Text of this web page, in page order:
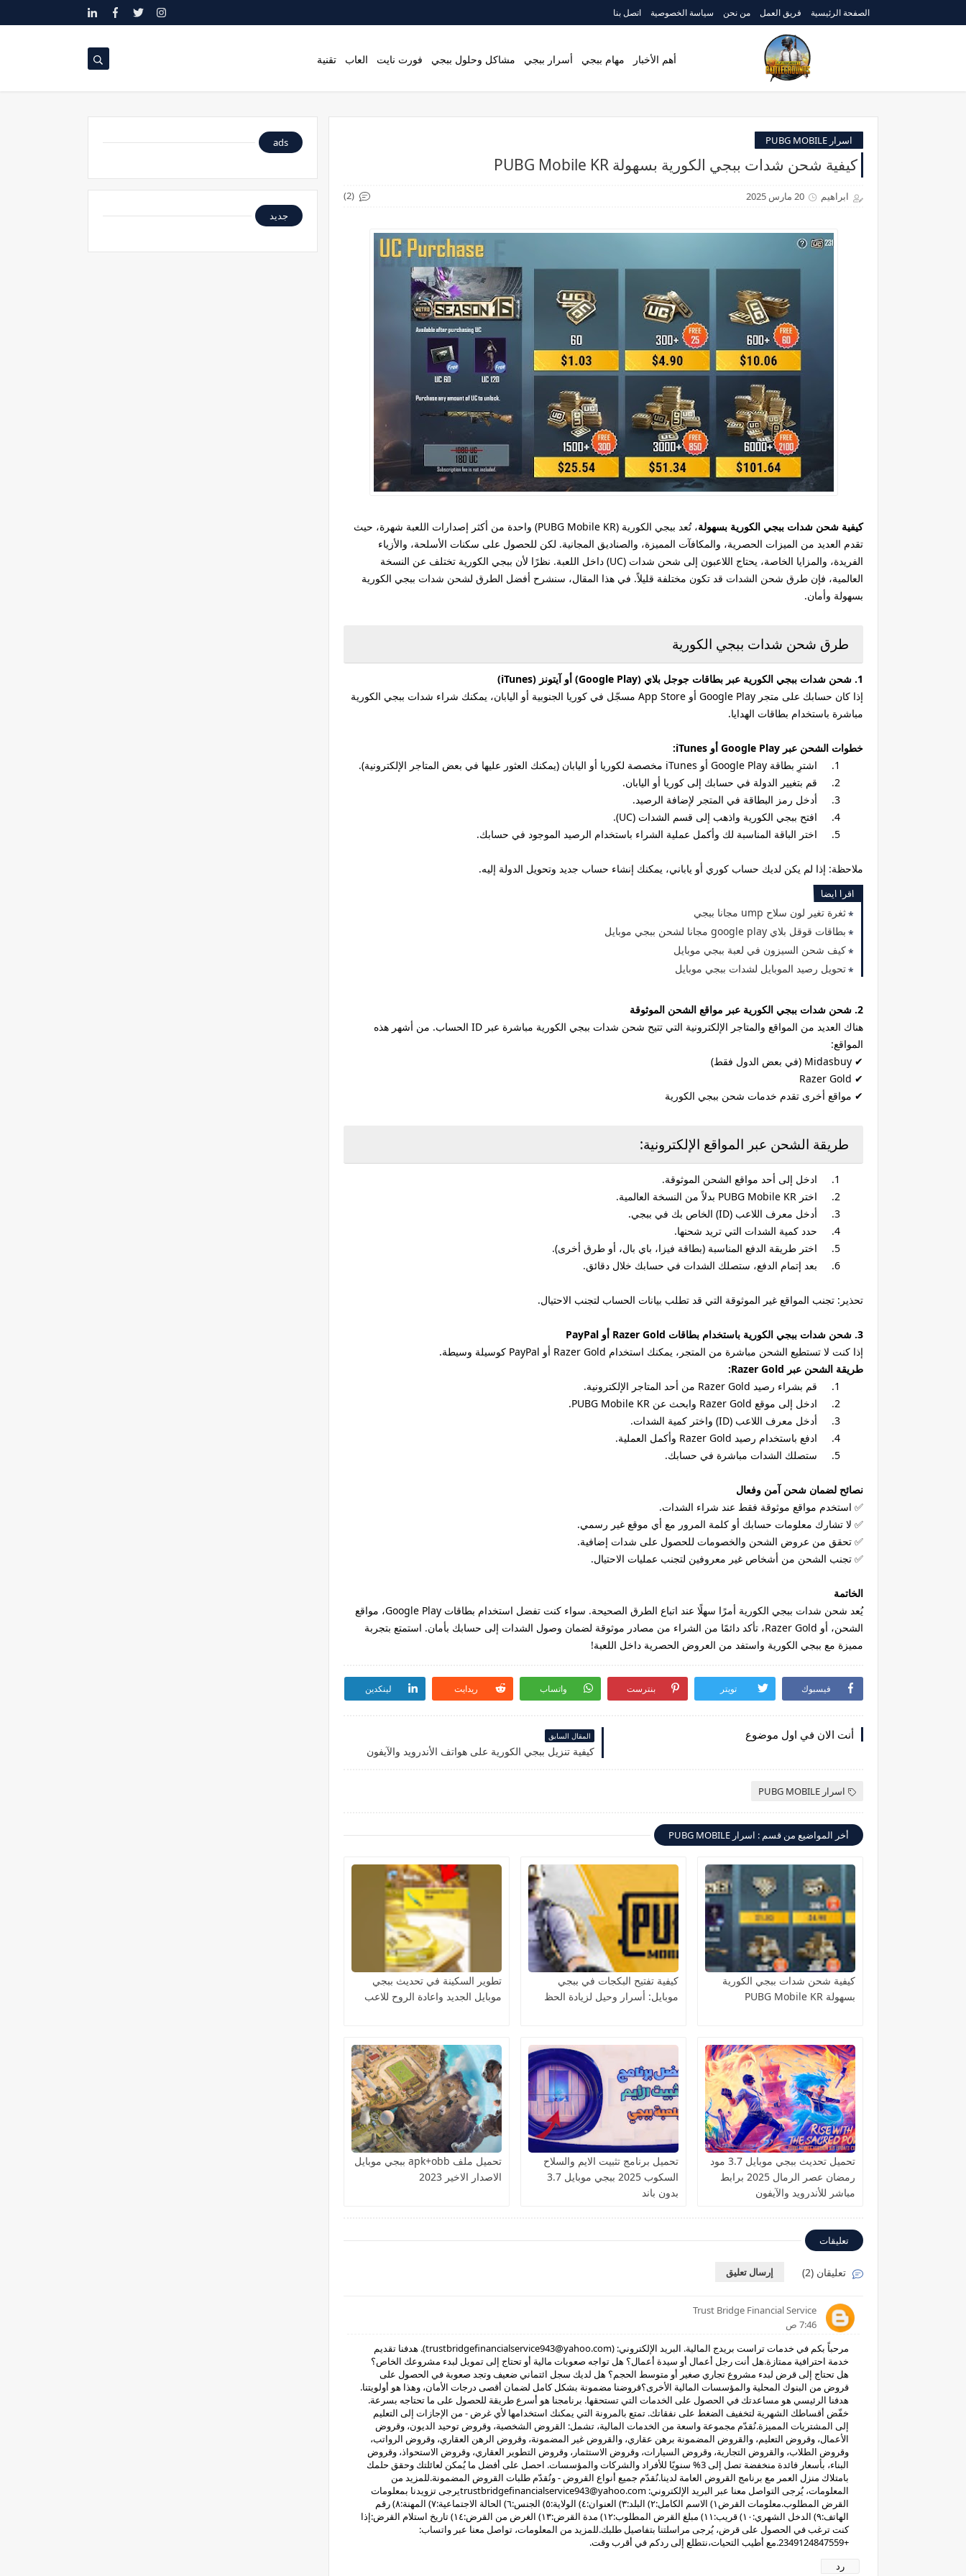
الصفحة الرئيسية فريق العمل من نحن سياسة الخصوصية اتصل بنا
أهم الأخبار مهام ببجي أسرار ببجي مشاكل وحلول ببجي فورت نايت العاب تقنية
اسرار PUBG MOBILE
كيفية شحن شدات ببجي الكورية بسهولة PUBG Mobile KR
ابراهيم 20 مارس 2025 (2)
كيفية شحن شدات ببجي الكورية بسهولة
، تُعد ببجي الكورية (PUBG Mobile KR) واحدة من أكثر إصدارات اللعبة شهرة، حيث
تقدم العديد من الميزات الحصرية، والمكافآت المميزة، والصناديق المجانية. لكن للحصول على سكنات الأسلحة، والأزياء
الفريدة، والمزايا الخاصة، يحتاج اللاعبون إلى شحن شدات (UC) داخل اللعبة. نظرًا لأن ببجي الكورية تختلف عن النسخة
العالمية، فإن طرق شحن الشدات قد تكون مختلفة قليلاً. في هذا المقال، سنشرح أفضل الطرق لشحن شدات ببجي الكورية
بسهولة وأمان.
طرق شحن شدات ببجي الكورية
1. شحن شدات ببجي الكورية عبر بطاقات جوجل بلاي (Google Play) أو آيتونز (iTunes)
إذا كان حسابك على متجر Google Play أو App Store مسجّل في كوريا الجنوبية أو اليابان، يمكنك شراء شدات ببجي الكورية
مباشرة باستخدام بطاقات الهدايا.
خطوات الشحن عبر Google Play أو iTunes:
1.
اشترِ بطاقة Google Play أو iTunes مخصصة لكوريا أو اليابان (يمكنك العثور عليها في بعض المتاجر الإلكترونية).
2.
قم بتغيير الدولة في حسابك إلى كوريا أو اليابان.
3.
أدخل رمز البطاقة في المتجر لإضافة الرصيد.
4.
افتح ببجي الكورية واذهب إلى قسم الشدات (UC).
5.
اختر الباقة المناسبة لك وأكمل عملية الشراء باستخدام الرصيد الموجود في حسابك.
ملاحظة: إذا لم يكن لديك حساب كوري أو ياباني، يمكنك إنشاء حساب جديد وتحويل الدولة إليه.
اقرا ايضا
ثغرة تغير لون سلاح ump مجانا ببجي
بطاقات قوقل بلاي google play مجانا لشحن ببجي موبايل
كيف شحن السيزون في لعبة ببجي موبايل
تحويل رصيد الموبايل لشدات ببجي موبايل
2. شحن شدات ببجي الكورية عبر مواقع الشحن الموثوقة
هناك العديد من المواقع والمتاجر الإلكترونية التي تتيح شحن شدات ببجي الكورية مباشرة عبر ID الحساب. من أشهر هذه
المواقع:
✔ Midasbuy (في بعض الدول فقط)
✔ Razer Gold
✔ مواقع أخرى تقدم خدمات شحن ببجي الكورية
طريقة الشحن عبر المواقع الإلكترونية:
1.
ادخل إلى أحد مواقع الشحن الموثوقة.
2.
اختر PUBG Mobile KR بدلاً من النسخة العالمية.
3.
أدخل معرف اللاعب (ID) الخاص بك في ببجي.
4.
حدد كمية الشدات التي تريد شحنها.
5.
اختر طريقة الدفع المناسبة (بطاقة فيزا، باي بال، أو طرق أخرى).
6.
بعد إتمام الدفع، ستصلك الشدات في حسابك خلال دقائق.
تحذير: تجنب المواقع غير الموثوقة التي قد تطلب بيانات الحساب لتجنب الاحتيال.
3. شحن شدات ببجي الكورية باستخدام بطاقات Razer Gold أو PayPal
إذا كنت لا تستطيع الشحن مباشرة من المتجر، يمكنك استخدام Razer Gold أو PayPal كوسيلة وسيطة.
طريقة الشحن عبر Razer Gold:
1.
قم بشراء رصيد Razer Gold من أحد المتاجر الإلكترونية.
2.
ادخل إلى موقع Razer Gold وابحث عن PUBG Mobile KR.
3.
أدخل معرف اللاعب (ID) واختر كمية الشدات.
4.
ادفع باستخدام رصيد Razer Gold وأكمل العملية.
5.
ستصلك الشدات مباشرة في حسابك.
نصائح لضمان شحن آمن وفعال
✅ استخدم مواقع موثوقة فقط عند شراء الشدات.
✅ لا تشارك معلومات حسابك أو كلمة المرور مع أي موقع غير رسمي.
✅ تحقق من عروض الشحن والخصومات للحصول على شدات إضافية.
✅ تجنب الشحن من أشخاص غير معروفين لتجنب عمليات الاحتيال.
الخاتمة
يُعد شحن شدات ببجي الكورية أمرًا سهلًا عند اتباع الطرق الصحيحة. سواء كنت تفضل استخدام بطاقات Google Play، مواقع
الشحن، أو Razer Gold، تأكد دائمًا من الشراء من مصادر موثوقة لضمان وصول الشدات إلى حسابك بأمان. استمتع بتجربة
مميزة مع ببجي الكورية واستفد من العروض الحصرية داخل اللعبة!
فيسبوك تويتر بنترست واتساب ريدايت لينكدين
أنت الان في اول موضوع المقال السابق
كيفية تنزيل ببجي الكورية على هواتف الأندرويد والآيفون
اسرار PUBG MOBILE
أخر المواضيع من قسم : اسرار PUBG MOBILE
كيفية شحن شدات ببجي الكورية
بسهولة PUBG Mobile KR
كيفية تفتيح البكجات في ببجي
موبايل: أسرار وحيل لزيادة الحظ
تطوير السكينة في تحديث ببجي
موبايل الجديد واعادة الروح للاعب
تحميل تحديث ببجي موبايل 3.7 مود
رمضان عصر الرمال 2025 برابط
مباشر للأندرويد والآيفون
تحميل برنامج تثبيت الايم والسلاح
السكوب 2025 ببجي موبايل 3.7
بدون باند
تحميل ملف apk+obb ببجي موبايل
الاصدار الاخير 2023
تعليقات
تعليقان (2) إرسال تعليق
Trust Bridge Financial Service
7:46 ص
مرحباً بكم في خدمات تراست بريدج المالية. البريد الإلكتروني: (trustbridgefinancialservice943@yahoo.com). هدفنا تقديم
خدمة احترافية ممتازة.هل أنت رجل أعمال أو سيدة أعمال؟ هل تواجه صعوبات مالية أو تحتاج إلى تمويل لبدء مشروعك الخاص؟
هل تحتاج إلى قرض لبدء مشروع تجاري صغير أو متوسط ​​الحجم؟ هل لديك سجل ائتماني ضعيف وتجد صعوبة في الحصول على
قروض من البنوك المحلية والمؤسسات المالية الأخرى؟قروضنا مضمونة بشكل كامل لضمان أقصى درجات الأمان، وهذا هو أولويتنا.
هدفنا الرئيسي هو مساعدتك في الحصول على الخدمات التي تستحقها. برنامجنا هو أسرع طريقة للحصول على ما تحتاجه بسرعة.
خفّض أقساطك الشهرية لتخفيف الضغط على نفقاتك. تمتع بالمرونة التي يمكنك استخدامها لأي غرض - من الإجازات إلى التعليم
إلى المشتريات المميزة.نُقدّم مجموعة واسعة من الخدمات المالية، تشمل: القروض الشخصية، وقروض توحيد الديون، وقروض
الأعمال، وقروض التعليم، والقروض المضمونة برهن عقاري، والقروض غير المضمونة، وقروض الرهن العقاري، وقروض الرواتب،
وقروض الطلاب، والقروض التجارية، وقروض السيارات، وقروض الاستثمار، وقروض التطوير العقاري، وقروض الاستحواذ، وقروض
البناء، بأسعار فائدة منخفضة تصل إلى 3% سنويًا للأفراد والشركات والمؤسسات. احصل على أفضل ما يُمكن لعائلتك وحقق حلمك
بامتلاك منزل العمر مع برنامج القروض العامة لدينا.نُقدّم جميع أنواع القروض - ونُقدّم طلبات القروض المضمونة.للمزيد من
المعلومات، يُرجى التواصل معنا عبر البريد الإلكتروني: trustbridgefinancialservice943@yahoo.comيرجى تزويدنا بمعلومات
القرض المطلوب.معلومات القرض١) الاسم الكامل:٢) البلد:٣) العنوان:٤) الولاية:٥) الجنس:٦) الحالة الاجتماعية:٧) المهنة:٨) رقم
الهاتف:٩) الدخل الشهري:١٠) قريب:١١) مبلغ القرض المطلوب:١٢) مدة القرض:١٣) الغرض من القرض:١٤) تاريخ استلام القرض:إذا
كنت ترغب في الحصول على قرض، يُرجى مراسلتنا بتفاصيل طلبك.للمزيد من المعلومات، تواصل معنا عبر واتساب:
+2349124847559.مع أطيب التحيات،نتطلع إلى ردكم في أقرب وقت.
رد
ads
جديد